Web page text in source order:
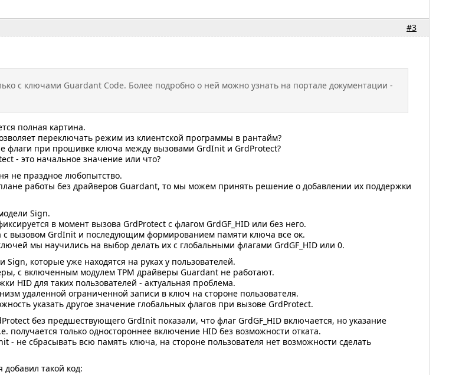
#3
с ключами Guardant Code. Более подробно о ней можно узнать на портале документации -
полная картина.
переключать режим из клиентской программы в рантайм?
флаги при прошивке ключа между вызовами GrdInit и GrdProtect?
- это начальное значение или что?
не праздное любопытство.
работы без драйверов Guardant, то мы можем принять решение о добавлении их поддержки
Sign.
в момент вызова GrdProtect с флагом GrdGF_HID или без него.
вызовом GrdInit и последующим формированием памяти ключа все ок.
мы научились на выбор делать их с глобальными флагами GrdGF_HID или 0.
которые уже находятся на руках у пользователей.
с включенным модулем TPM драйверы Guardant не работают.
HID для таких пользователей - актуальная проблема.
удаленной ограниченной записи в ключ на стороне пользователя.
указать другое значение глобальных флагов при вызове GrdProtect.
без предшествующего GrdInit показали, что флаг GrdGF_HID включается, но указание
получается только одностороннее включение HID без возможности отката.
- не сбрасывать всю память ключа, на стороне пользователя нет возможности сделать
такой код: